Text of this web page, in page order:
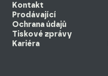
Kontakt
Prodávající
Ochrana údajů
Tiskové zprávy
Kariéra